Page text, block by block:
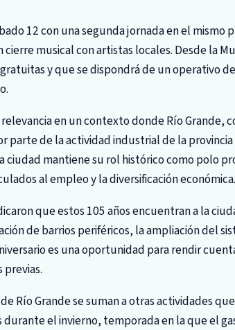
12 con una segunda jornada en el mismo
musical con artistas locales. Desde la
y que se dispondrá de un operativo
en un contexto donde Río Grande,
parte de la actividad industrial de la provincia
ciudad mantiene su rol histórico como polo
al empleo y la diversificación económica.
que estos 105 años encuentran a la
de barrios periféricos, la ampliación del
es una oportunidad para rendir
previas.
Río Grande se suman a otras actividades
el invierno, temporada en la que el